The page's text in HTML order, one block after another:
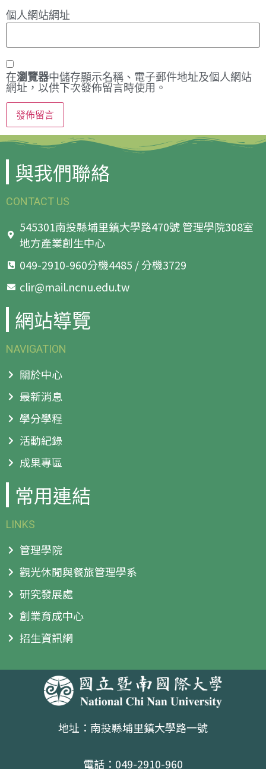
個人網站網址
在瀏覽器中儲存顯示名稱、電子郵件地址及個人網站
網址，以供下次發佈留言時使用。
與我們聯絡
CONTACT US
545301南投縣埔里鎮大學路470號 管理學院308室
地方產業創生中心
049-2910-960分機4485 / 分機3729
clir@mail.ncnu.edu.tw
網站導覽
NAVIGATION
關於中心
最新消息
學分學程
活動紀錄
成果專區
常用連結
LINKS
管理學院
觀光休閒與餐旅管理學系
研究發展處
創業育成中心
招生資訊網
地址：南投縣埔里鎮大學路一號
電話：049-2910-960